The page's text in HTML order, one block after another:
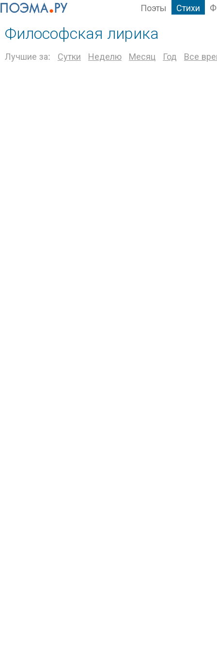
Поэты Стихи
Философская лирика
Лучшие за: Сутки Неделю Месяц Год Все